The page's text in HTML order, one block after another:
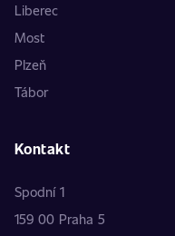
Liberec
Most
Plzeň
Tábor
Kontakt
Spodní 1
159 00 Praha 5